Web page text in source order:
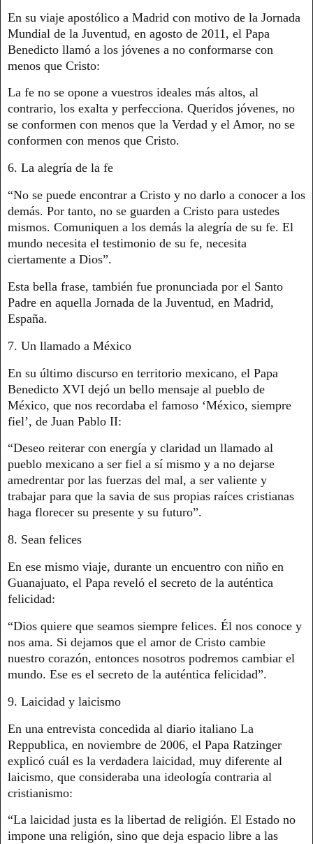
En su viaje apostólico a Madrid con motivo de la Jornada
Mundial de la Juventud, en agosto de 2011, el Papa
Benedicto llamó a los jóvenes a no conformarse con
menos que Cristo:
La fe no se opone a vuestros ideales más altos, al
contrario, los exalta y perfecciona. Queridos jóvenes, no
se conformen con menos que la Verdad y el Amor, no se
conformen con menos que Cristo.
6. La alegría de la fe
“No se puede encontrar a Cristo y no darlo a conocer a los
demás. Por tanto, no se guarden a Cristo para ustedes
mismos. Comuniquen a los demás la alegría de su fe. El
mundo necesita el testimonio de su fe, necesita
ciertamente a Dios”.
Esta bella frase, también fue pronunciada por el Santo
Padre en aquella Jornada de la Juventud, en Madrid,
España.
7. Un llamado a México
En su último discurso en territorio mexicano, el Papa
Benedicto XVI dejó un bello mensaje al pueblo de
México, que nos recordaba el famoso ‘México, siempre
fiel’, de Juan Pablo II:
“Deseo reiterar con energía y claridad un llamado al
pueblo mexicano a ser fiel a sí mismo y a no dejarse
amedrentar por las fuerzas del mal, a ser valiente y
trabajar para que la savia de sus propias raíces cristianas
haga florecer su presente y su futuro”.
8. Sean felices
En ese mismo viaje, durante un encuentro con niño en
Guanajuato, el Papa reveló el secreto de la auténtica
felicidad:
“Dios quiere que seamos siempre felices. Él nos conoce y
nos ama. Si dejamos que el amor de Cristo cambie
nuestro corazón, entonces nosotros podremos cambiar el
mundo. Ese es el secreto de la auténtica felicidad”.
9. Laicidad y laicismo
En una entrevista concedida al diario italiano La
Reppublica, en noviembre de 2006, el Papa Ratzinger
explicó cuál es la verdadera laicidad, muy diferente al
laicismo, que consideraba una ideología contraria al
cristianismo:
“La laicidad justa es la libertad de religión. El Estado no
impone una religión, sino que deja espacio libre a las